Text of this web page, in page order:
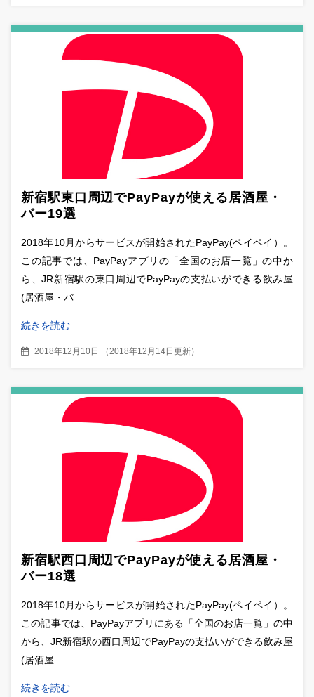
新宿駅東口周辺でPayPayが使える居酒屋・
バー19選
2018年10月からサービスが開始されたPayPay(ペイペイ）。
この記事では、PayPayアプリの「全国のお店一覧」の中か
ら、JR新宿駅の東口周辺でPayPayの支払いができる飲み屋
(居酒屋・バ
続きを読む
2018年12月10日 （2018年12月14日更新）
新宿駅西口周辺でPayPayが使える居酒屋・
バー18選
2018年10月からサービスが開始されたPayPay(ペイペイ）。
この記事では、PayPayアプリにある「全国のお店一覧」の中
から、JR新宿駅の西口周辺でPayPayの支払いができる飲み屋
(居酒屋
続きを読む